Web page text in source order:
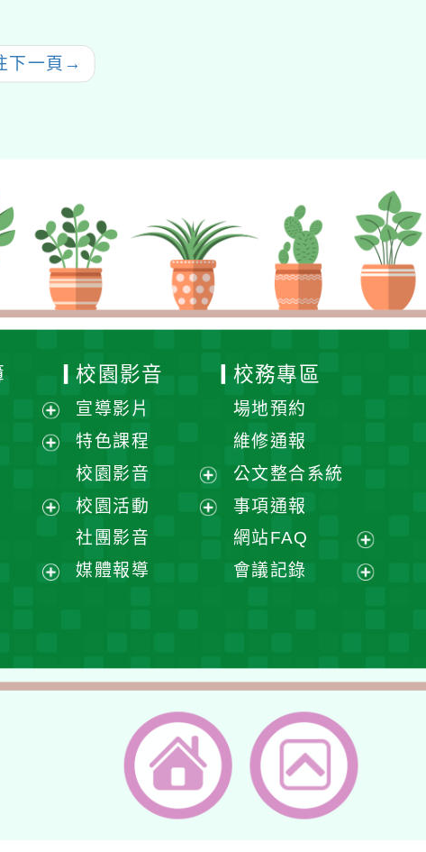
下一頁 →
展
開
單
選
選
單
校園影音
宣導影片
特色課程
校園影音
展
校園活動
社團影音
媒體報導
校務專區
場地預約
維修通報
公文整合系統
事項通報
網站FAQ
展
會議記錄
單